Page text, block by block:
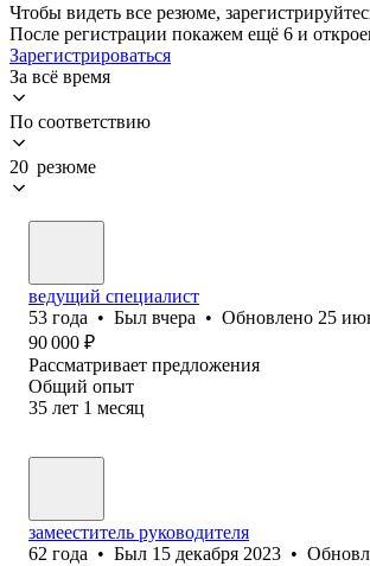
Чтобы видеть все резюме,
После регистрации покажем ещё 6 и
Зарегистрироваться
За всё время
По соответствию
20 резюме
ведущий специалист
53 года • Был вчера • Обновлено 25
90 000 ₽
Рассматривает предложения
Общий опыт
35 лет 1 месяц
замееститель руководителя
62 года • Был 15 декабря 2023 •